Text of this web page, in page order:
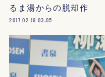
るま湯からの脱却作
2017.02.19 03:05